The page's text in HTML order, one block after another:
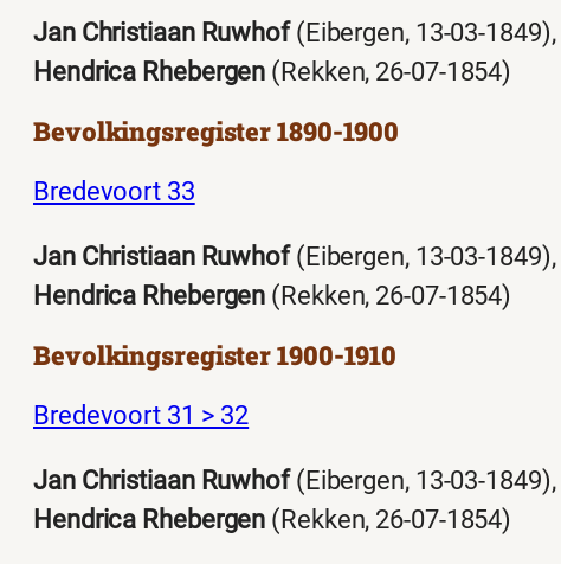
Jan Christiaan Ruwhof(Eibergen, 13-03-1849),
H endrica Rhebergen (Rekken, 26-07-1854)
Bevolkingsregister 1890-1900
Bredevoort 33
Jan Christiaan Ruwhof(Eibergen, 13-03-1849),
H endrica Rhebergen (Rekken, 26-07-1854)
Bevolkingsregister 1900-1910
Bredevoort 31 > 32
Jan Christiaan Ruwhof(Eibergen, 13-03-1849),
H endrica Rhebergen (Rekken, 26-07-1854)